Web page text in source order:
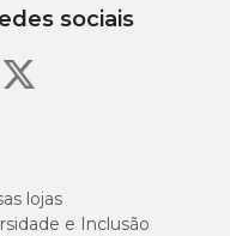
lojas
e Inclusão
sociais